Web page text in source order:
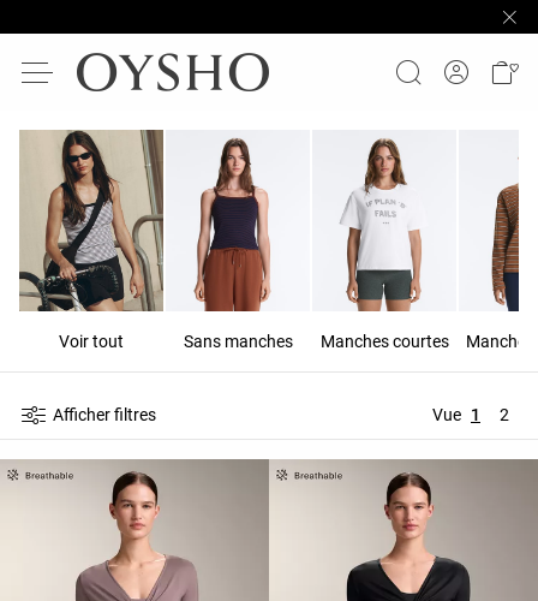
Voir tout Sans manches Manches courtes
Afficher filtres Vue 1 2